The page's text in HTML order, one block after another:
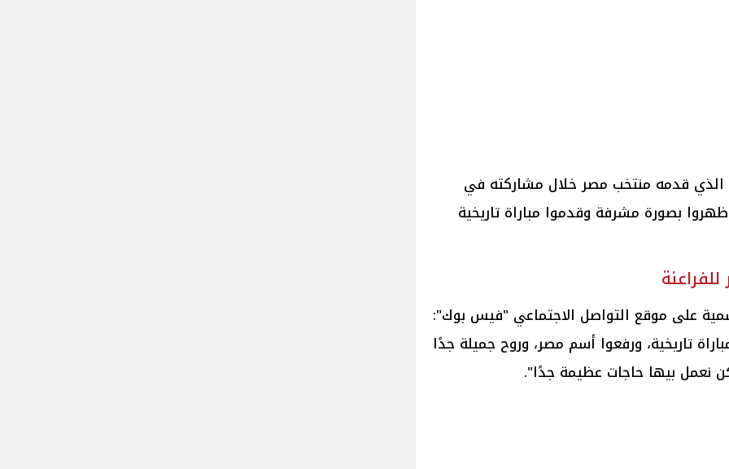
الذي قدمه منتخب مصر خلال مشاركته في
بصورة مشرفة وقدموا مباراة تاريخية
على موقع التواصل الاجتماعي "فيس بوك":
تاريخية، ورفعوا أسم مصر، وروح جميلة جدًا
نعمل بيها حاجات عظيمة جدًا".